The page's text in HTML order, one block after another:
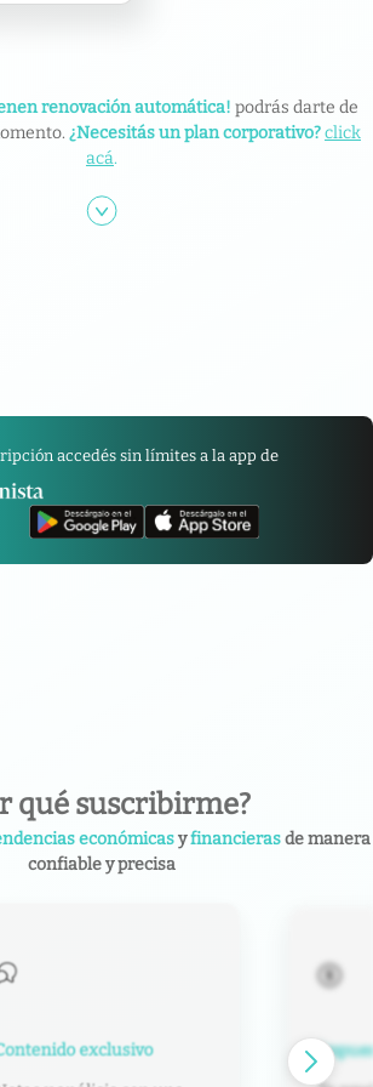
renovación automática! podrás darte de
¿Necesitás un plan corporativo?click
acá.
accedés sin límites a la app de
qué suscribirme?
económicasyfinancierasde manera
confiable y precisa
exclusivo